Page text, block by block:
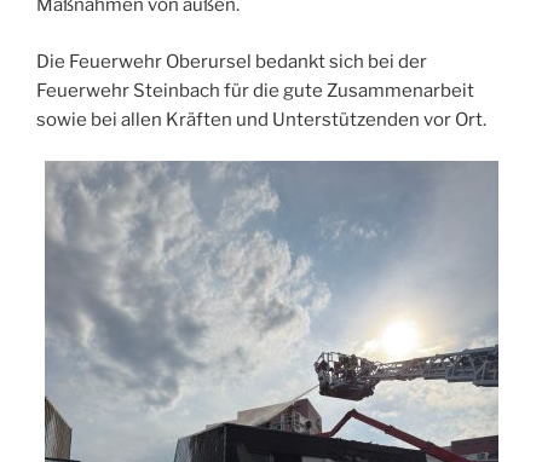
Maßnahmen von außen.
Die Feuerwehr Oberursel bedankt sich bei der
Feuerwehr Steinbach für die gute Zusammenarbeit
sowie bei allen Kräften und Unterstützenden vor Ort.